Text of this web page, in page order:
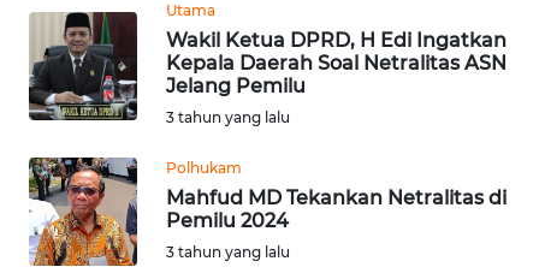
Utama
Wakil Ketua DPRD, H Edi Ingatkan
Kepala Daerah Soal Netralitas ASN
Jelang Pemilu
3 tahun yang lalu
Polhukam
Mahfud MD Tekankan Netralitas di
Pemilu 2024
3 tahun yang lalu
WN
SAMOSIR
WN
LAWAS
WN
SUMEDANG